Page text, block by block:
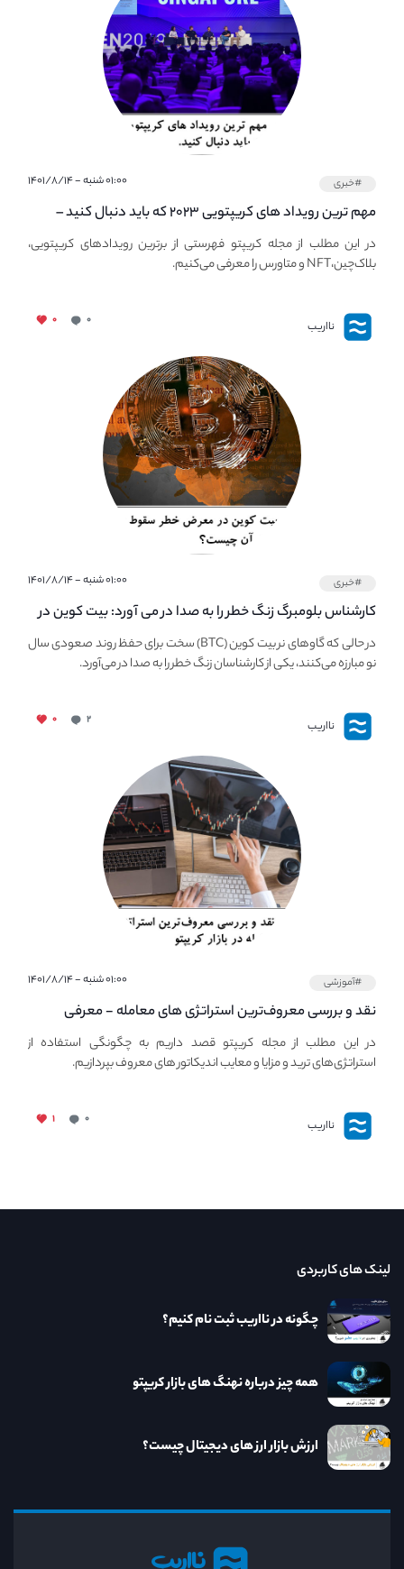
#خبری ۰۱:۰۰ شنبه - ۱۴۰۱/۸/۱۴
مهم ترین رویداد های کریپتویی ۲۰۲۳ که باید دنبال کنید –
معرفی بهترین رویداد های جهانی
در این مطلب از مجله کریپتو فهرستی از برترین رویدادهای کریپتویی،
بلاک‌چین،NFT و متاورس را معرفی می‌کنیم.
نااریب ۰ ۰
#خبری ۰۱:۰۰ شنبه - ۱۴۰۱/۸/۱۴
کارشناس بلومبرگ زنگ خطر را به صدا در می آورد: بیت کوین در
معرض خطر سقوط بزرگ است - دلیل آن چیست؟در حالی که گاوهای نر بیت کوین (BTC) سخت برای حفظ روند صعودی سال
نو مبارزه می‌کنند، یکی از کارشناسان زنگ خطر را به صدا در می‌آورد.
نااریب ۲ ۰
#آموزشی ۰۱:۰۰ شنبه - ۱۴۰۱/۸/۱۴
نقد و بررسی معروف‌ترین استراتژی های معامله - معرفی
استراتژی های مهم ترید در بازار کریپتو
در این مطلب از مجله کریپتو قصد داریم به چگونگی استفاده از
استراتژی‌های ترید و مزایا و معایب اندیکاتور های معروف بپردازیم.
نااریب ۰ ۱
نااریب
لینک های کاربردی
چگونه در نااریب ثبت نام کنیم؟
همه چیز درباره نهنگ های بازار کریپتو
ارزش بازار ارز های دیجیتال چیست؟